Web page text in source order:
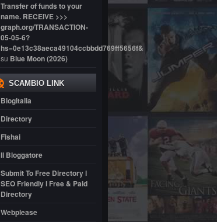
Transfer of funds to your
name. RECEIVE >>>
graph.org/TRANSACTION-
05-05-6?
hs=0e13c38aeca49104ccbbdd769ff5656f&
su Blue Moon (2026)
SCAMBIO LINK
BlogItalia
Directory
Fishai
Il Bloggatore
Submit To Free Directory l
SEO Friendly l Free & Paid
Directory
Webplease